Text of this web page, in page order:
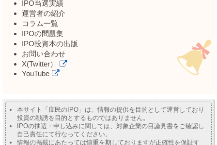
IPO当選実績
運営者の紹介
コラム一覧
IPOの問題集
IPO投資本の出版
お問い合わせ
X(Twitter）
YouTube
本サイト「庶民のIPO」は、情報の提供を目的として運営しており
投資の勧誘を目的とするものではありません。
IPOの抽選・申し込みに関しては、対象企業の目論見書をご確認し
自己責任にて行なってください。
情報の掲載にあたっては慎重を期しておりますが正確性を保証す